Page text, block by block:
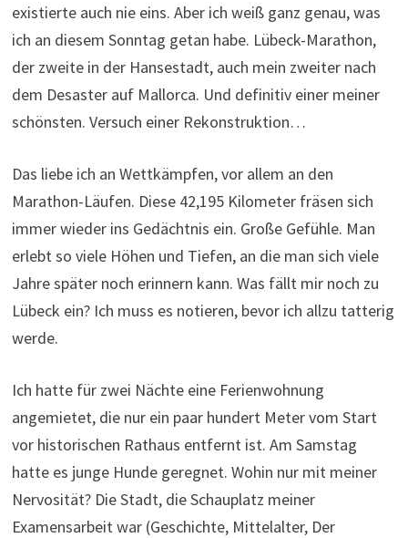
existierte auch nie eins. Aber ich weiß ganz genau, was
ich an diesem Sonntag getan habe. Lübeck-Marathon,
der zweite in der Hansestadt, auch mein zweiter nach
dem Desaster auf Mallorca. Und definitiv einer meiner
schönsten. Versuch einer Rekonstruktion…
Das liebe ich an Wettkämpfen, vor allem an den
Marathon-Läufen. Diese 42,195 Kilometer fräsen sich
immer wieder ins Gedächtnis ein. Große Gefühle. Man
erlebt so viele Höhen und Tiefen, an die man sich viele
Jahre später noch erinnern kann. Was fällt mir noch zu
Lübeck ein? Ich muss es notieren, bevor ich allzu tatterig
werde.
Ich hatte für zwei Nächte eine Ferienwohnung
angemietet, die nur ein paar hundert Meter vom Start
vor historischen Rathaus entfernt ist. Am Samstag
hatte es junge Hunde geregnet. Wohin nur mit meiner
Nervosität? Die Stadt, die Schauplatz meiner
Examensarbeit war (Geschichte, Mittelalter, Der